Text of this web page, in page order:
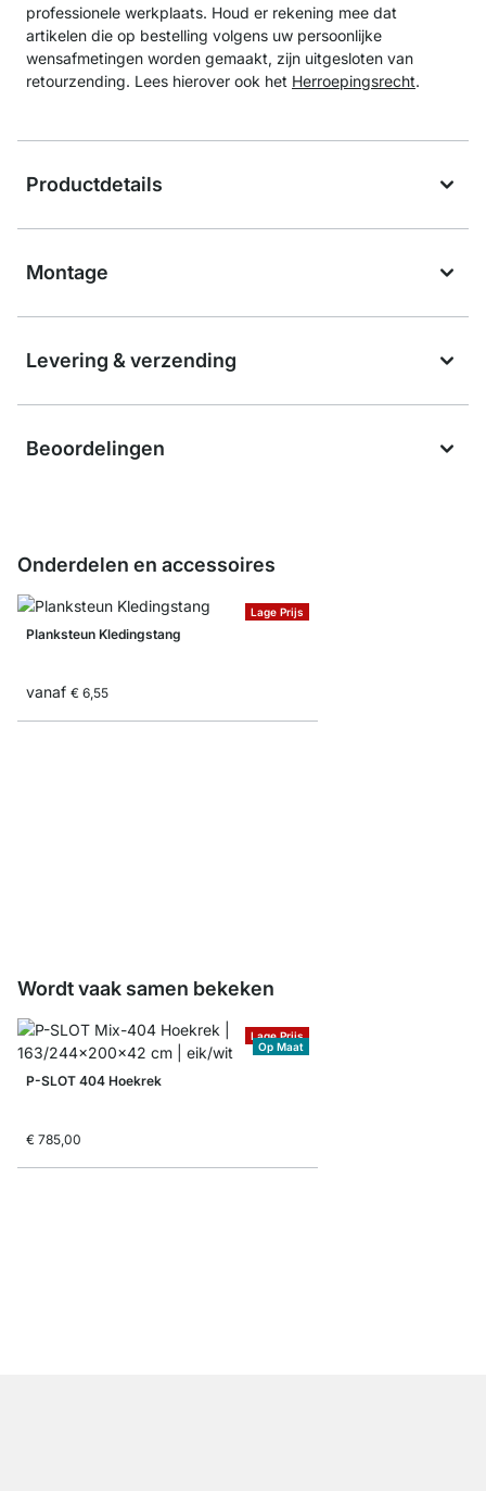
professionele werkplaats. Houd er rekening mee dat
artikelen die op bestelling volgens uw persoonlijke
wensafmetingen worden gemaakt, zijn uitgesloten van
retourzending. Lees hierover ook het Herroepingsrecht.
Productdetails
Montage
Levering & verzending
Beoordelingen
Onderdelen en accessoires
Lage Prijs
Planksteun Kledingstang
vanaf € 6,55
Wordt vaak samen bekeken
Lage Prijs
Op Maat
P-SLOT 404 Hoekrek
€ 785,00